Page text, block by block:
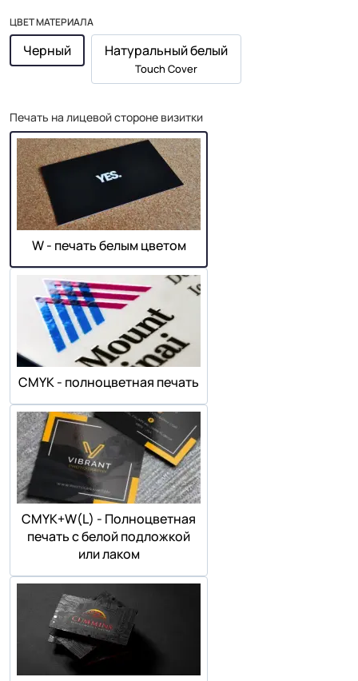
ЦВЕТ МАТЕРИАЛА
Черный Натуральный белый
Touch Cover
Печать на лицевой стороне визитки
W - печать белым цветом
СMYK - полноцветная печать
СMYK+W(L) - Полноцветная
печать с белой подложкой
или лаком